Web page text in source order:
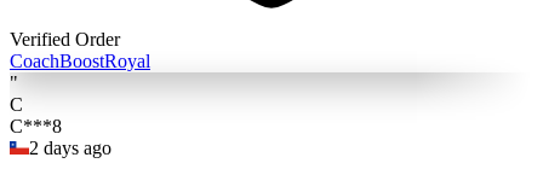
Verified Order
CoachBoostRoyal
"
C
C***8
2 days ago